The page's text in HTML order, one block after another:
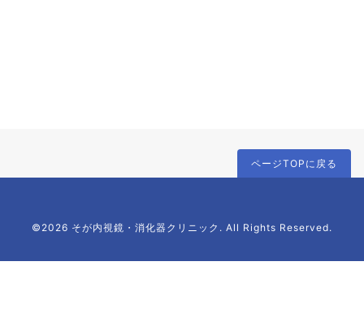
ページTOPに戻る
©2026 そが内視鏡・消化器クリニック. All Rights Reserved.